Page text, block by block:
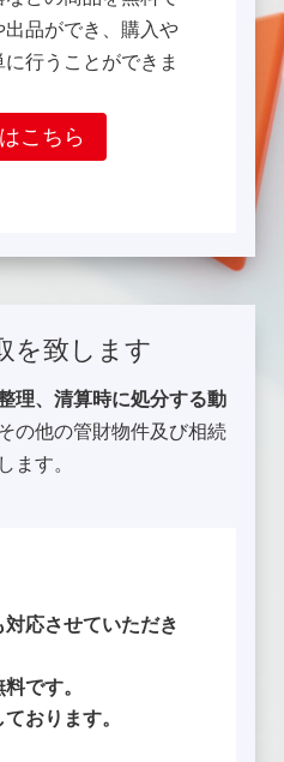
品ができ、購入や
行うことができま
こちら
を致します
理、清算時に処分する動
の他の管財物件及び相続
ます。
応させていただき
です。
おります。